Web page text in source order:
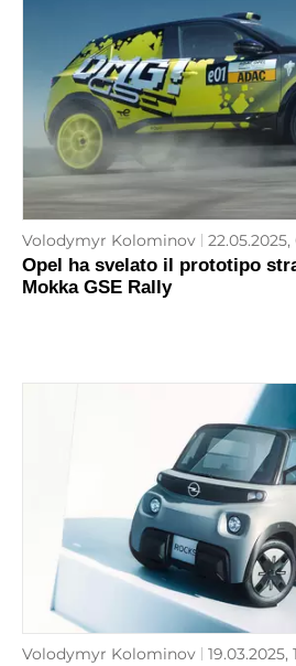
Volodymyr Kolominov 22.05.2025,
Opel ha svelato il prototipo
Mokka GSE Rally
Volodymyr Kolominov 19.03.2025,